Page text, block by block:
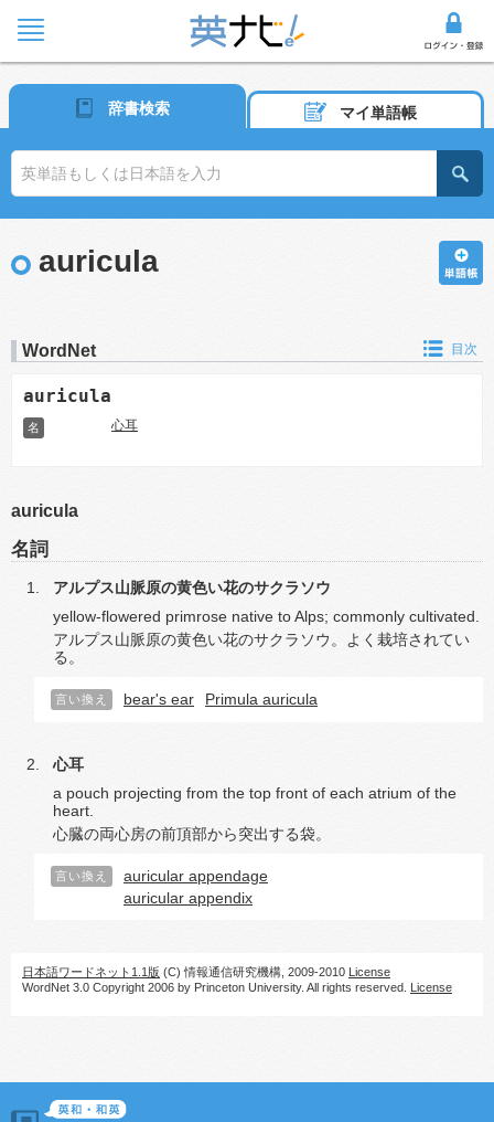
辞書検索 マイ単語帳
auricula
WordNet 目次
auricula
名 心耳
auricula
名詞
アルプス山脈原の黄色い花のサクラソウ
yellow-flowered primrose native to Alps; commonly cultivated.
アルプス山脈原の黄色い花のサクラソウ。よく栽培されてい
る。
言い換え bear's ear Primula auricula
心耳
a pouch projecting from the top front of each atrium of the
heart.
心臓の両心房の前頂部から突出する袋。
言い換え
auricular appendage
auricular appendix
日本語ワードネット1.1版 (C) 情報通信研究機構, 2009-2010 License
WordNet 3.0 Copyright 2006 by Princeton University. All rights reserved. License